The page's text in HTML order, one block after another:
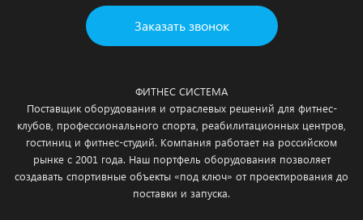
Заказать звонок
ФИТНЕС СИСТЕМА
Поставщик оборудования и отраслевых решений для фитнес-
клубов, профессионального спорта, реабилитационных центров,
гостиниц и фитнес-студий. Компания работает на российском
рынке с 2001 года. Наш портфель оборудования позволяет
создавать спортивные объекты «под ключ» от проектирования до
поставки и запуска.